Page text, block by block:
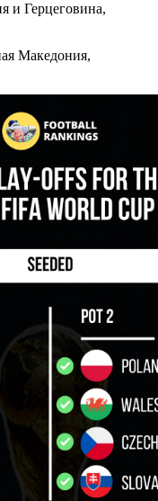
и Герцеговина,
Македония,